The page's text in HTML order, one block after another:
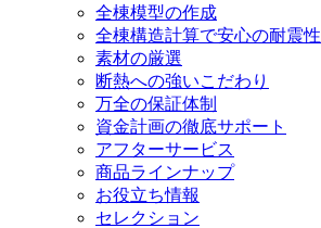
全棟模型の作成
全棟構造計算で安心の耐震性
素材の厳選
断熱への強いこだわり
万全の保証体制
資金計画の徹底サポート
アフターサービス
商品ラインナップ
お役立ち情報
セレクション